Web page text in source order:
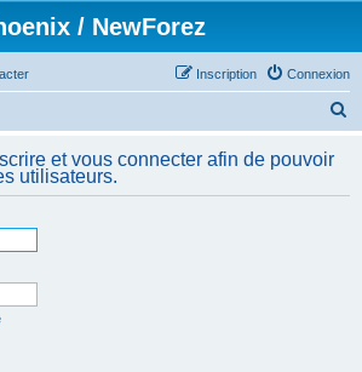
/ NewForez
Connexion
Inscription
h
et vous connecter afin de pouvoir
utilisateurs.